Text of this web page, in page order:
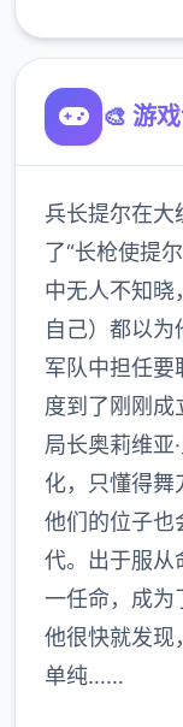
🎨 游
兵长提尔在大
了“长枪使提
中无人不知晓
自己）都以
军队中担任要
度到了刚刚成
局长奥莉维亚
化，只懂得舞
他们的位子也
代。出于服从
一任命，成为
他很快就发现
单纯……